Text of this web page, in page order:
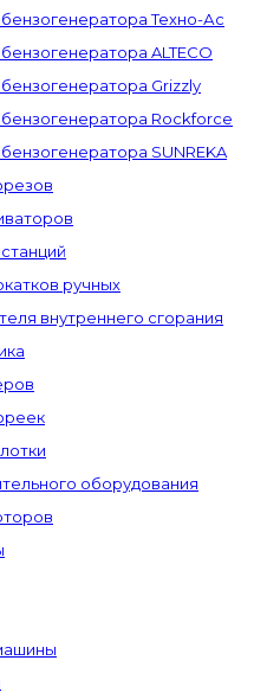
Техно-Ас
ALTECO
Grizzly
Rockforce
SUNREKA
ручных
внутреннего сгорания
оборудования